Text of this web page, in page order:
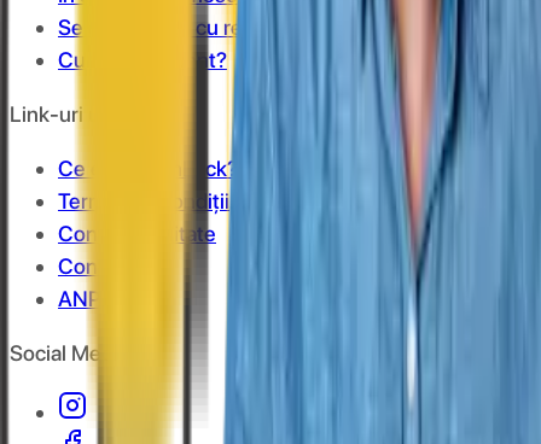
Se cumulează cu reducerile?
Cum îmi fac cont?
Link-uri utile
Ce este cashback?
Termeni și condiții
Confidențialitate
Contact
ANPC
Social Media